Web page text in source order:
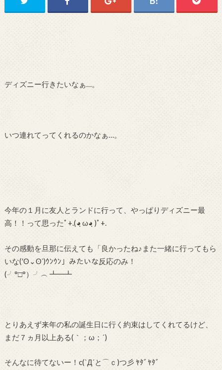
ディズニー行きたいなぁ…。
いつ連れてってくれるのかなぁ…。
今年の１月に友人とランドに行って、やっぱりディズニー最
高！！って思ったﾟ+.(◕ฺ ω◕ฺ )ﾟ+.
その感動を旦那に伝えても「良かったね♪また一緒に行ってもら
いな(′ʘ⌄ʘ‵)ｳﾝｳﾝ」みたいな反応のみ！
(╯°□°）╯︵ ┻━┻
とりあえず来年の私の誕生日に行く約束はしてくれてるけど、
まだ７ヵ月以上ある(｀；ω；´)
そんなに待てないー！c(`Д´と⌒ｃ)つ彡 ﾔﾀﾞﾔﾀﾞ